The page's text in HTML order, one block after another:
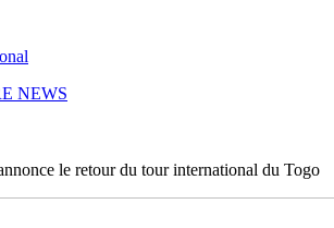
le retour du tour international du Togo